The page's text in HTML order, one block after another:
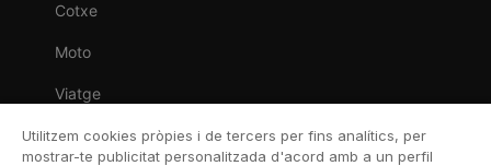
Cotxe
Moto
Viatge
Llar
Utilitzem cookies pròpies i de tercers per fins analítics, per
mostrar-te publicitat personalitzada d'acord amb a un perfil